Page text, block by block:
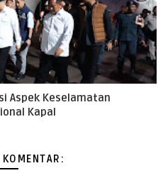
Aspek Keselamatan
Kapal